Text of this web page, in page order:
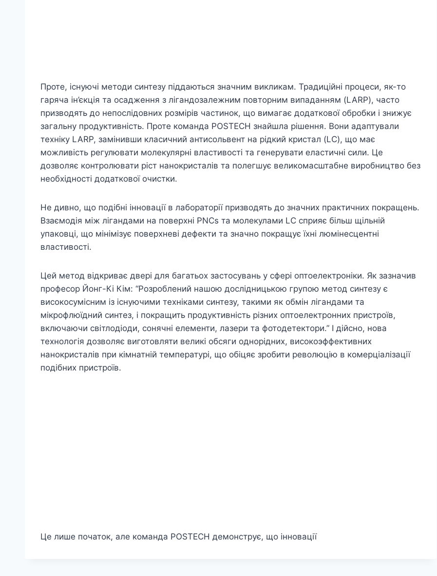
Проте, існуючі методи синтезу піддаються значним викликам. Традиційні процеси, як-то
гаряча ін’єкція та осадження з лігандозалежним повторним випаданням (LARP), часто
призводять до непослідовних розмірів частинок, що вимагає додаткової обробки і знижує
загальну продуктивність. Проте команда POSTECH знайшла рішення. Вони адаптували
техніку LARP, замінивши класичний антисольвент на рідкий кристал (LC), що має
можливість регулювати молекулярні властивості та генерувати еластичні сили. Це
дозволяє контролювати ріст нанокристалів та полегшує великомасштабне виробництво без
необхідності додаткової очистки.
Не дивно, що подібні інновації в лабораторії призводять до значних практичних покращень.
Взаємодія між лігандами на поверхні PNCs та молекулами LC сприяє більш щільній
упаковці, що мінімізує поверхневі дефекти та значно покращує їхні люмінесцентні
властивості.
Цей метод відкриває двері для багатьох застосувань у сфері оптоелектроніки. Як зазначив
професор Йонг-Кі Кім: “Розроблений нашою дослідницькою групою метод синтезу є
високосумісним із існуючими техніками синтезу, такими як обмін лігандами та
мікрофлюїдний синтез, і покращить продуктивність різних оптоелектронних пристроїв,
включаючи світлодіоди, сонячні елементи, лазери та фотодетектори.” І дійсно, нова
технологія дозволяє виготовляти великі обсяги однорідних, високоэффективних
нанокристалів при кімнатній температурі, що обіцяє зробити революцію в комерціалізації
подібних пристроїв.
Це лише початок, але команда POSTECH демонструє, що інновації